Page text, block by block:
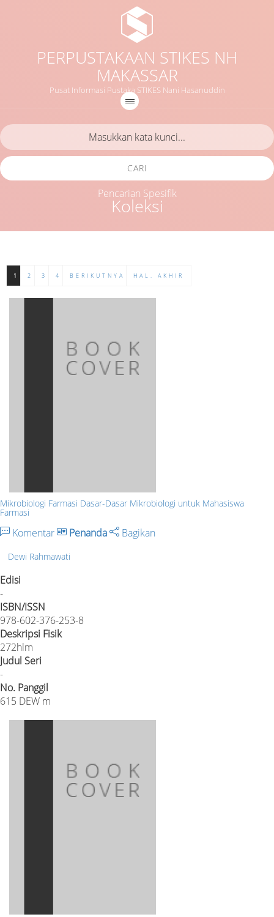
PERPUSTAKAAN STIKES NH
MAKASSAR
Pusat Informasi Pustaka STIKES Nani Hasanuddin
Koleksi
CARI
Pencarian Spesifik
1 2 3 4 BERIKUTNYA HAL. AKHIR
Mikrobiologi Farmasi Dasar-Dasar Mikrobiologi untuk Mahasiswa
Farmasi
Komentar Penanda Bagikan
Dewi Rahmawati
Edisi
-
ISBN/ISSN
978-602-376-253-8
Deskripsi Fisik
272hlm
Judul Seri
-
No. Panggil
615 DEW m